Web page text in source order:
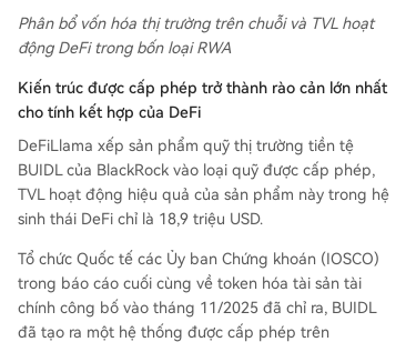
Phân bổ vốn hóa thị trường trên chuỗi và TVL hoạt
động DeFi trong bốn loại RWA
Kiến trúc được cấp phép trở thành rào cản lớn nhất
cho tính kết hợp của DeFi
DeFiLlama xếp sản phẩm quỹ thị trường tiền tệ
BUIDL của BlackRock vào loại quỹ được cấp phép,
TVL hoạt động hiệu quả của sản phẩm này trong hệ
sinh thái DeFi chỉ là 18,9 triệu USD.
Tổ chức Quốc tế các Ủy ban Chứng khoán (IOSCO)
trong báo cáo cuối cùng về token hóa tài sản tài
chính công bố vào tháng 11/2025 đã chỉ ra, BUIDL
đã tạo ra một hệ thống được cấp phép trên